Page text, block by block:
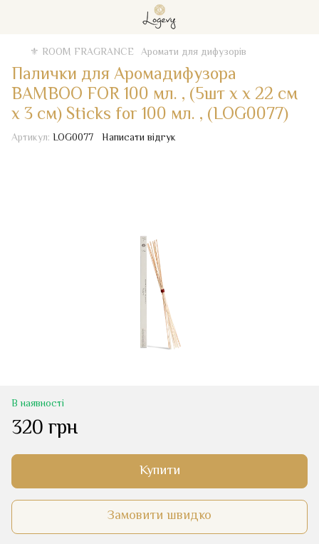
⚜️ ROOM FRAGRANCE Аромати для дифузорів
Палички для Аромадифузора
BAMBOO FOR 100 мл. , (5шт х x 22 см
x 3 см) Sticks for 100 мл. , (LOG0077)
Артикул: LOG0077 Написати відгук
В наявності
320 грн
Купити
Замовити швидко